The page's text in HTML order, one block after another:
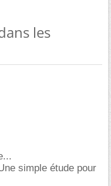
les
simple étude pour